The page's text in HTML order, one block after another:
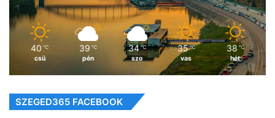
40 ℃
csü
39 ℃
pén
34 ℃
szo
35 ℃
vas
38 ℃
hét
SZEGED365 FACEBOOK